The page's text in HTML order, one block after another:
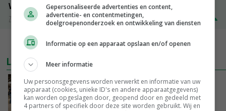
Volle melkpoeder
Zuivel NL
€ 345,00 € 20,00
MEER MARKTPRIJZEN
LAATSTE NIEUWS
Na jarenlang meten willen Zuid-Hollandse
boeren nu erkenning
VANDAAG, 07:00
Gepersonaliseerde advertenties en content,
advertentie- en contentmetingen,
doelgroepenonderzoek en ontwikkeling van diensten
Informatie op een apparaat opslaan en/of openen
Meer informatie
Uw persoonsgegevens worden verwerkt en informatie van uw
apparaat (cookies, unieke ID's en andere apparaatgegevens)
kan worden opgeslagen door, geopend door en gedeeld met
4 partners of specifiek door deze site worden gebruikt. Wij en